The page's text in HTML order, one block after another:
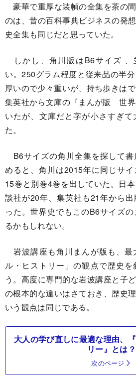
豪華で重厚な装幀の全集を茶の
のは、昔の百科事典ビジネスの発
史全集も同じだと思っていた。
しかし、角川版はB6サイズ 、
い。250グラム程度と従来品の半
厚いので少々重いが、持ち歩きは
集英社から文庫の『まんが版 世
いたが、文庫だと字が小さすぎ
た。
B6サイズの角川全集を探して
めると、角川は2015年に同じサ
15巻と別巻4巻を出していた。日
談社が20年、集英社も21年から
った。世界史でもこのB6サイズ
るかもしれない。
岩波講座も角川まんが版も、最
ル・ヒストリー」の観点で歴史
う。高度に専門的な岩波講座と子
の根本的な違いはさておき、歴史
いう観点は同じである。
大人の学び直しに最適な理由、
リー』とは？
次のページ